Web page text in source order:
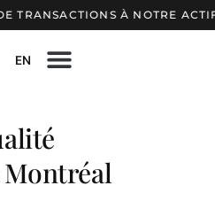
À NOTRE ACTIF
EN